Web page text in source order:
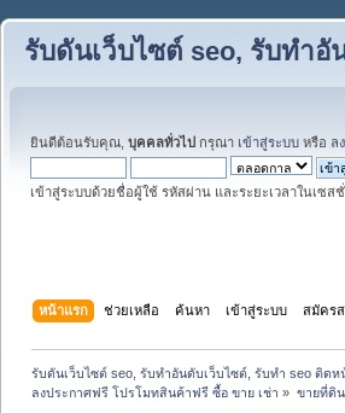
รับดันเว็บไซต์ seo, รับทำ
ยินดีต้อนรับคุณ, บุคคลทั่วไป กรุณา เข้าสู่ระบบ หรือ ล
เข้าสู่ระบบด้วยชื่อผู้ใช้ รหัสผ่าน และระยะเวลาในเซส
หน้าแรก ช่วยเหลือ ค้นหา เข้าสู่ระบบ สมัคร
รับดันเว็บไซต์ seo, รับทำอันดับเว็บไซต์, รับทำ seo ติดห
ลงประกาศฟรี โปรโมทสินค้าฟรี ซื้อ ขาย เช่า » ขายที่ดิ